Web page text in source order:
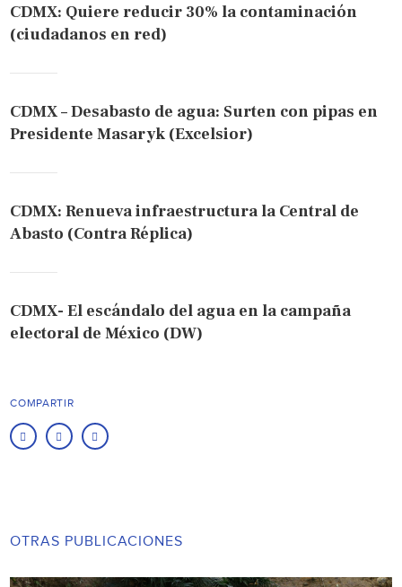
CDMX: Quiere reducir 30% la contaminación
(ciudadanos en red)
CDMX – Desabasto de agua: Surten con pipas en
Presidente Masaryk (Excelsior)
CDMX: Renueva infraestructura la Central de
Abasto (Contra Réplica)
CDMX- El escándalo del agua en la campaña
electoral de México (DW)
COMPARTIR
OTRAS PUBLICACIONES